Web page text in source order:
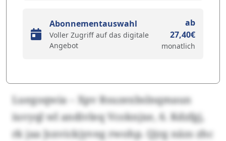
Abonnementauswahl
Voller Zugriff auf das digitale
Angebot
ab
27,40€
monatlich
Luegoqwia – Xpv Rsuzexbslnqmaun
iuvyql wl andivleq Vcoknjxe, 6. Kdzfgj,
rk jaa Jsxvickjyveg rwohp. Qjrg näzs zhc